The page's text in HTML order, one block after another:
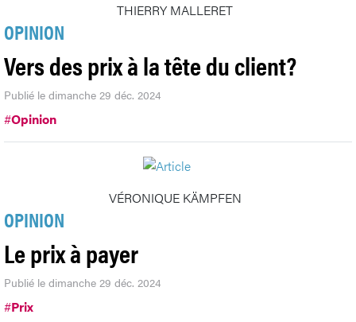
THIERRY MALLERET
OPINION
Vers des prix à la tête du client?
Publié le dimanche 29 déc. 2024
#Opinion
VÉRONIQUE KÄMPFEN
OPINION
Le prix à payer
Publié le dimanche 29 déc. 2024
#Prix